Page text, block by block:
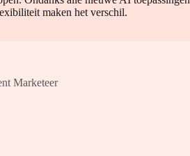
maken het verschil.
Marketeer